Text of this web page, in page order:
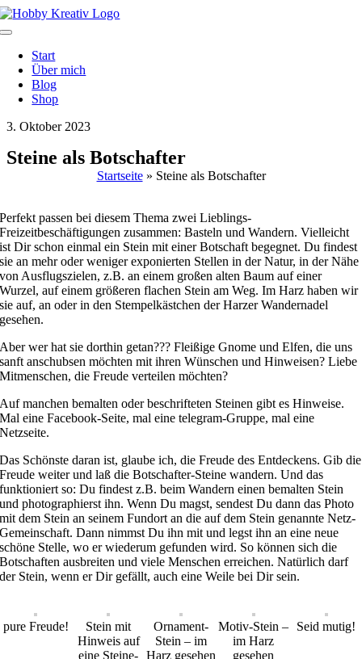
Zum
Inhalt
Toggle
Navigation
Start
Über mich
Blog
Shop
3. Oktober 2023
Steine als Botschafter
Startseite» Steine als Botschafter
Perfekt passen bei diesem Thema zwei Lieblings-
Freizeitbeschäftigungen zusammen: Basteln und Wandern. Vielleicht
ist Dir schon einmal ein Stein mit einer Botschaft begegnet. Du findest
sie an mehr oder weniger exponierten Stellen in der Natur, in der Nähe
von Ausflugszielen, z.B. an einem großen alten Baum auf einer
Wurzel, auf einem größeren flachen Stein am Weg. Im Harz haben wir
sie auf, an oder in den Stempelkästchen der Harzer Wandernadel
gesehen.
Aber wer hat sie dorthin getan??? Fleißige Gnome und Elfen, die uns
sanft anschubsen möchten mit ihren Wünschen und Hinweisen? Liebe
Mitmenschen, die Freude verteilen möchten?
Auf manchen bemalten oder beschrifteten Steinen gibt es Hinweise.
Mal eine Facebook-Seite, mal eine telegram-Gruppe, mal eine
Netzseite.
Das Schönste daran ist, glaube ich, die Freude des Entdeckens. Gib die
Freude weiter und laß die Botschafter-Steine wandern. Und das
funktioniert so: Du findest z.B. beim Wandern einen bemalten Stein
und photographierst ihn. Wenn Du magst, sendest Du dann das Photo
mit dem Stein an seinem Fundort an die auf dem Stein genannte Netz-
Gemeinschaft. Dann nimmst Du ihn mit und legst ihn an eine neue
schöne Stelle, wo er wiederum gefunden wird. So können sich die
Botschaften ausbreiten und viele Menschen erreichen. Natürlich darf
der Stein, wenn er Dir gefällt, auch eine Weile bei Dir sein.
pure Freude!
Stein mit
Hinweis auf
eine Steine-
Ornament-
Stein – im
Harz gesehen
Motiv-Stein –
im Harz
gesehen
Seid mutig!